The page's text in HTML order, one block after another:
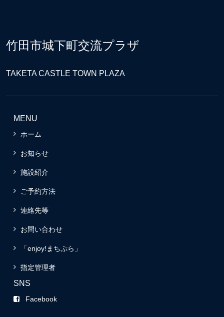
竹田市城下町交流プラザ
TAKETA CASTLE TOWN PLAZA
MENU
ホーム
お知らせ
施設紹介
ご予約方法
連絡先等
お問い合わせ
「enjoy!まちぷら」
指定管理者
SNS
Facebook